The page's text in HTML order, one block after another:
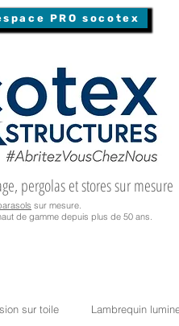
PRO socotex
pergolas et stores sur mesure
sur mesure.
de gamme depuis plus de 50 ans.
sur toile Lambrequin